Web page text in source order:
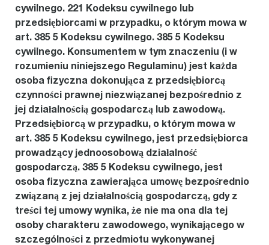
cywilnego. 221 Kodeksu cywilnego lub
przedsiębiorcami w przypadku, o którym mowa w
art. 385 5 Kodeksu cywilnego. 385 5 Kodeksu
cywilnego. Konsumentem w tym znaczeniu (i w
rozumieniu niniejszego Regulaminu) jest każda
osoba fizyczna dokonująca z przedsiębiorcą
czynności prawnej niezwiązanej bezpośrednio z
jej działalnością gospodarczą lub zawodową.
Przedsiębiorcą w przypadku, o którym mowa w
art. 385 5 Kodeksu cywilnego, jest przedsiębiorca
prowadzący jednoosobową działalność
gospodarczą. 385 5 Kodeksu cywilnego, jest
osoba fizyczna zawierająca umowę bezpośrednio
związaną z jej działalnością gospodarczą, gdy z
treści tej umowy wynika, że nie ma ona dla tej
osoby charakteru zawodowego, wynikającego w
szczególności z przedmiotu wykonywanej